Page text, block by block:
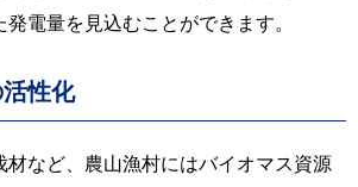
電量を見込むことができます。
性化
材など、農山漁村にはバイオマス資源